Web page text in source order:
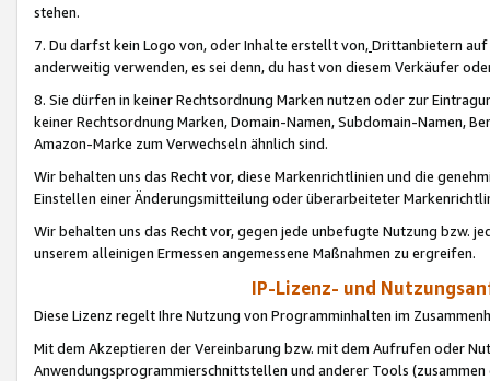
stehen.
7. Du darfst kein Logo von, oder Inhalte erstellt von,Drittanbietern auf
anderweitig verwenden, es sei denn, du hast von diesem Verkäufer
8. Sie dürfen in keiner Rechtsordnung Marken nutzen oder zur
keiner Rechtsordnung Marken, Domain-Namen, Subdomain-Namen,
Amazon-Marke zum Verwechseln ähnlich sind.
Wir behalten uns das Recht vor, diese Markenrichtlinien und die
Einstellen einer Änderungsmitteilung oder überarbeiteter
Wir behalten uns das Recht vor, gegen jede unbefugte Nutzung bzw.
unserem alleinigen Ermessen angemessene Maßnahmen zu ergreifen.
IP-Lizenz- und
Diese Lizenz regelt Ihre Nutzung von Programminhalten im
Mit dem Akzeptieren der Vereinbarung bzw. mit dem Aufrufen oder
Anwendungsprogrammierschnittstellen und anderer Tools (zusammen